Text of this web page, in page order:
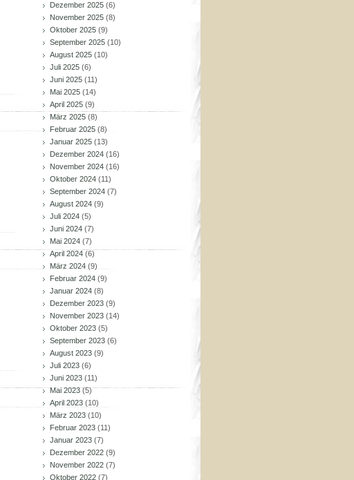
Dezember 2025 (6)
November 2025 (8)
Oktober 2025 (9)
September 2025 (10)
August 2025 (10)
Juli 2025 (6)
Juni 2025 (11)
Mai 2025 (14)
April 2025 (9)
März 2025 (8)
Februar 2025 (8)
Januar 2025 (13)
Dezember 2024 (16)
November 2024 (16)
Oktober 2024 (11)
September 2024 (7)
August 2024 (9)
Juli 2024 (5)
Juni 2024 (7)
Mai 2024 (7)
April 2024 (6)
März 2024 (9)
Februar 2024 (9)
Januar 2024 (8)
Dezember 2023 (9)
November 2023 (14)
Oktober 2023 (5)
September 2023 (6)
August 2023 (9)
Juli 2023 (6)
Juni 2023 (11)
Mai 2023(5)
April 2023 (10)
März 2023 (10)
Februar 2023 (11)
Januar 2023 (7)
Dezember 2022 (9)
November 2022 (7)
Oktober 2022 (7)